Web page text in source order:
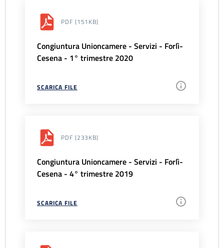
PDF (151KB)
Congiuntura Unioncamere - Servizi - Forlì-
Cesena - 1° trimestre 2020
SCARICA FILE
PDF (233KB)
Congiuntura Unioncamere - Servizi - Forlì-
Cesena - 4° trimestre 2019
SCARICA FILE